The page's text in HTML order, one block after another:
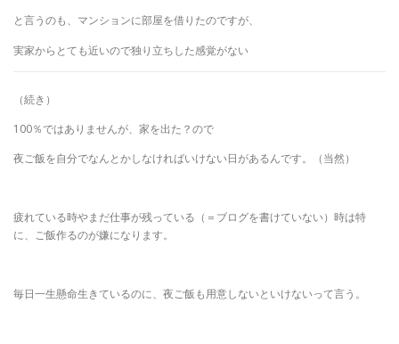
と言うのも、マンションに部屋を借りたのですが、
実家からとても近いので独り立ちした感覚がない
（続き）
100％ではありませんが、家を出た？ので
夜ご飯を自分でなんとかしなければいけない日があるんです。（当然）
疲れている時やまだ仕事が残っている（＝ブログを書けていない）時は特
に、ご飯作るのが嫌になります。
毎日一生懸命生きているのに、夜ご飯も用意しないといけないって言う。